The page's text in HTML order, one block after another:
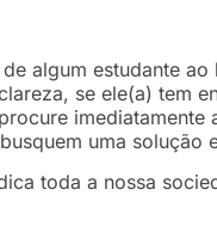
algum estudante
se ele(a) tem
uma solução
toda a nossa